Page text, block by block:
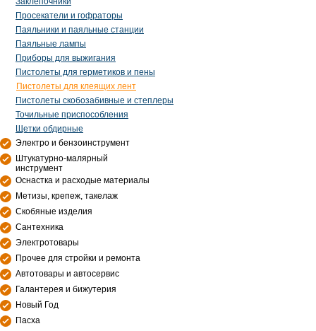
Просекатели и гофраторы
Паяльники и паяльные станции
Паяльные лампы
Приборы для выжигания
Пистолеты для герметиков и пены
Пистолеты для клеящих лент
Пистолеты скобозабивные и степлеры
Точильные приспособления
Щетки обдирные
Электро и бензоинструмент
Штукатурно-малярный
инструмент
Оснастка и расходые материалы
Метизы, крепеж, такелаж
Скобяные изделия
Сантехника
Электротовары
Прочее для стройки и ремонта
Автотовары и автосервис
Галантерея и бижутерия
Новый Год
Пасха